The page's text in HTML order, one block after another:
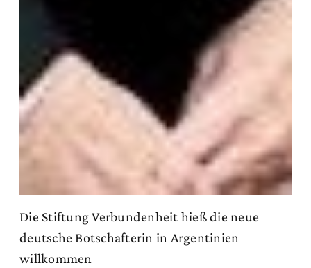
Die Stiftung Verbundenheit hieß die neue
deutsche Botschafterin in Argentinien
willkommen